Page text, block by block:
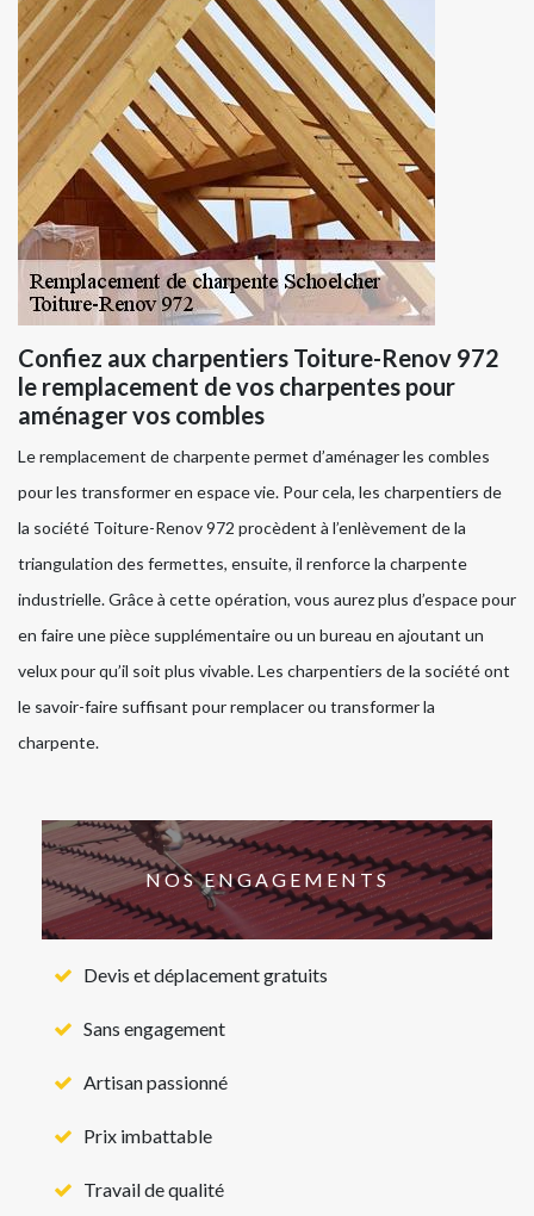
Confiez aux charpentiers Toiture-Renov 972
le remplacement de vos charpentes pour
aménager vos combles
Le remplacement de charpente permet d’aménager les combles
pour les transformer en espace vie. Pour cela, les charpentiers de
la société Toiture-Renov 972 procèdent à l’enlèvement de la
triangulation des fermettes, ensuite, il renforce la charpente
industrielle. Grâce à cette opération, vous aurez plus d’espace pour
en faire une pièce supplémentaire ou un bureau en ajoutant un
velux pour qu’il soit plus vivable. Les charpentiers de la société ont
le savoir-faire suffisant pour remplacer ou transformer la
charpente.
NOS ENGAGEMENTS
Devis et déplacement gratuits
Sans engagement
Artisan passionné
Prix imbattable
Travail de qualité